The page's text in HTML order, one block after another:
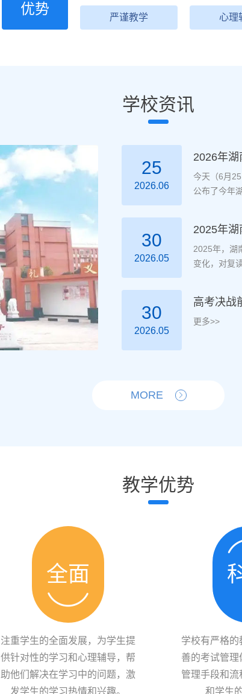
优势
严谨教学 心理
学校资讯
25
2026.06
2026年湖
今天（6月
公布了今年
30
2026.05
2025年
2025年，湖
变化，对复
30
2026.05
高考决战
更多>>
MORE
教学优势
全面
注重学生的全面发展，为学生提
供针对性的学习和心理辅导，帮
助他们解决在学习中的问题，激
发学生的学习热情和兴趣。
学校有严格
善的考试管理
管理手段和流
和学生